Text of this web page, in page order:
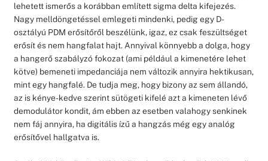
lehetett ismerős a korábban említett sigma delta kifejezés.
Nagy melldöngetéssel emlegeti mindenki, pedig egy D-
osztályú PDM erősítőről beszélünk, igaz, ez csak feszültséget
erősít és nem hangfalat hajt. Annyival könnyebb a dolga, hogy
a hangerő szabályzó fokozat (ami például a kimenetére lehet
kötve) bemeneti impedanciája nem változik annyira hektikusan,
mint egy hangfalé. De tudja meg, hogy bizony az sem állandó,
az is kénye-kedve szerint sütögeti kifelé azt a kimeneten lévő
demodulátor kondit, ám ebben az esetben valahogy senkinek
nem fáj annyira, ha digitális ízű a hangzás még egy analóg
erősítővel hallgatva is.